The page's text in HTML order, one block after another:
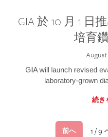
GIA 於 10 月 1 日
培育
August
GIA will launch revised
laboratory-grown
続き
前へ 1 / 9